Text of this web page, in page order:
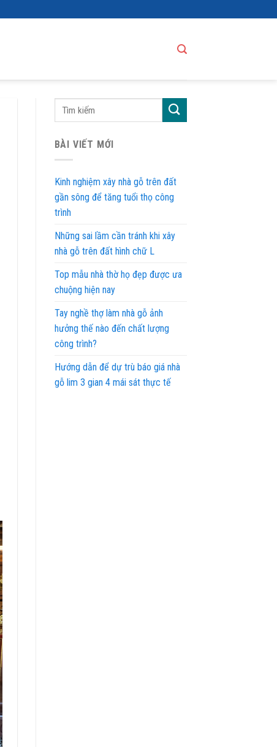
BÀI VIẾT MỚI
Kinh nghiệm xây nhà gỗ trên đất
gần sông để tăng tuổi thọ công
trình
Những sai lầm cần tránh khi xây
nhà gỗ trên đất hình chữ L
Top mẫu nhà thờ họ đẹp được ưa
chuộng hiện nay
Tay nghề thợ làm nhà gỗ ảnh
hưởng thế nào đến chất lượng
công trình?
Hướng dẫn để dự trù báo giá nhà
gỗ lim 3 gian 4 mái sát thực tế